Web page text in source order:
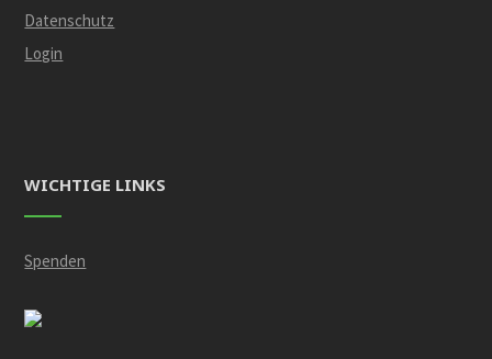
Datenschutz
Login
WICHTIGE LINKS
Spenden